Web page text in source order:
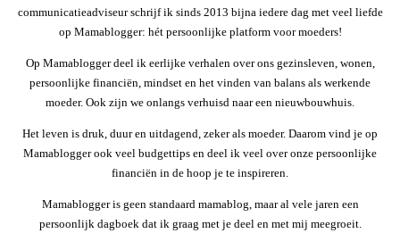
communicatieadviseur schrijf ik sinds 2013 bijna iedere dag met veel liefde
op Mamablogger: hét persoonlijke platform voor moeders!
Op Mamablogger deel ik eerlijke verhalen over ons gezinsleven, wonen,
persoonlijke financiën, mindset en het vinden van balans als werkende
moeder. Ook zijn we onlangs verhuisd naar een nieuwbouwhuis.
Het leven is druk, duur en uitdagend, zeker als moeder. Daarom vind je op
Mamablogger ook veel budgettips en deel ik veel over onze persoonlijke
financiën in de hoop je te inspireren.
Mamablogger is geen standaard mamablog, maar al vele jaren een
persoonlijk dagboek dat ik graag met je deel en met mij meegroeit.